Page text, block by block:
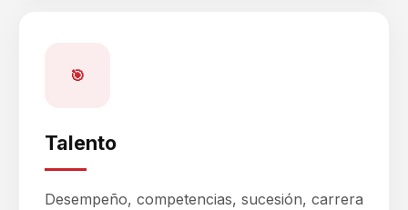
🎯
Talento
Desempeño, competencias, sucesión, carrera